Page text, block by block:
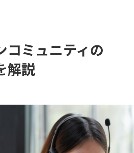
コミュニティの
解説